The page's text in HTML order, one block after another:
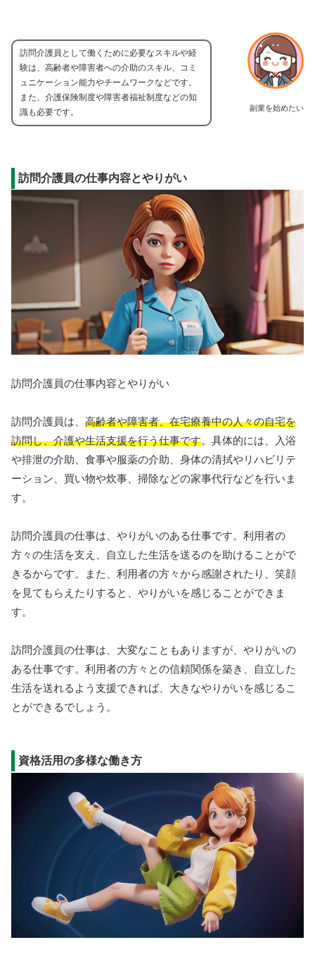
副業を始めたい
訪問介護員として働くために必要なスキルや経
験は、高齢者や障害者への介助のスキル、コミ
ュニケーション能力やチームワークなどです。
また、介護保険制度や障害者福祉制度などの知
識も必要です。
訪問介護員の仕事内容とやりがい
訪問介護員の仕事内容とやりがい
訪問介護員は、 高齢者や障害者、在宅療養中の人々の自宅を
訪問し、介護や生活支援を行う仕事です。具体的には、入浴
や排泄の介助、食事や服薬の介助、身体の清拭やリハビリテ
ーション、買い物や炊事、掃除などの家事代行などを行いま
す。
訪問介護員の仕事は、やりがいのある仕事です。利用者の
方々の生活を支え、自立した生活を送るのを助けることがで
きるからです。また、利用者の方々から感謝されたり、笑顔
を見てもらえたりすると、やりがいを感じることができま
す。
訪問介護員の仕事は、大変なこともありますが、やりがいの
ある仕事です。利用者の方々との信頼関係を築き、自立した
生活を送れるよう支援できれば、大きなやりがいを感じるこ
とができるでしょう。
資格活用の多様な働き方